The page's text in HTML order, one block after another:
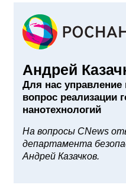
Андрей
Для нас
вопрос реализации
нанотехнологий
На вопросы CNews
департамента
Андрей Казачков.